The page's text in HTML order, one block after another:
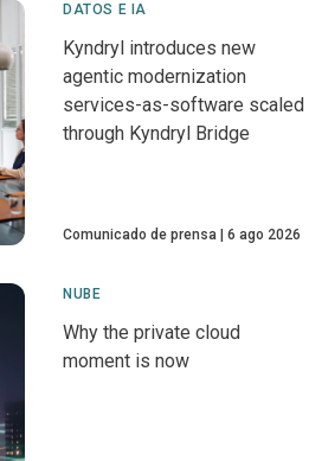
DATOS E IA
Kyndryl introduces new
agentic modernization
services-as-software scaled
through Kyndryl Bridge
Comunicado de prensa 6 ago 2026
NUBE
Why the private cloud
moment is now